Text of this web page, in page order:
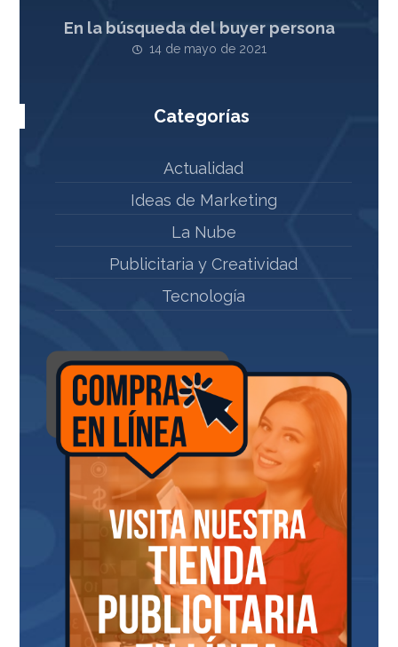
En la búsqueda del buyer persona
14 de mayo de 2021
Categorías
Actualidad
Ideas de Marketing
La Nube
Publicitaria y Creatividad
Tecnología